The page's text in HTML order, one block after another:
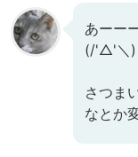
あーー
(/'△'＼)
さつま
なとか